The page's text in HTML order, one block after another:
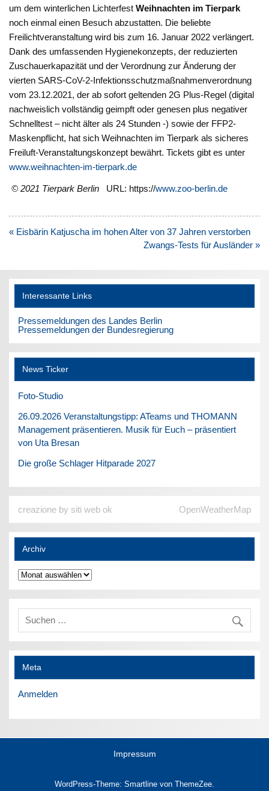
um dem winterlichen LichterfestWeihnachten im Tierpark
noch einmal einen Besuch abzustatten. Die beliebte
Freilichtveranstaltung wird bis zum 16. Januar 2022 verlängert.
Dank des umfassenden Hygienekonzepts, der reduzierten
Zuschauerkapazität und der Verordnung zur Änderung der
vierten SARS-CoV-2-Infektionsschutzmaßnahmenverordnung
vom 23.12.2021, der ab sofort geltenden 2G Plus-Regel (digital
nachweislich vollständig geimpft oder genesen plus negativer
Schnelltest – nicht älter als 24 Stunden -) sowie der FFP2-
Maskenpflicht, hat sich Weihnachten im Tierpark als sicheres
Freiluft-Veranstaltungskonzept bewährt. Tickets gibt es unter
www.weihnachten-im-tierpark.de
© 2021 Tierpark Berlin URL: https://www.zoo-berlin.de
Beitragsnavigation
« Eisbärin Katjuscha im hohen Alter von 37 Jahren verstorben
Zwangs-Tests für Ausländer »
Interessante Links
Pressemeldungen des Landes Berlin
Pressemeldungen der Bundesregierung
News Ticker
Foto-Studio
26.09.2026 Veranstaltungstipp: ATeams und THOMANN
Management präsentieren. Musik für Euch – präsentiert
von Uta Bresan
Die große Schlager Hitparade 2027
creazione by siti web ok OpenWeatherMap
Archiv
Archiv
Meta
Anmelden
Impressum
WordPress-Theme: Smartline von ThemeZee.